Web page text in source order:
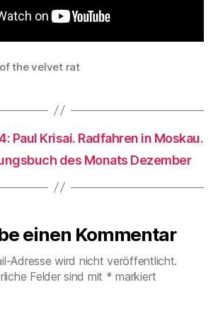
the velvet rat
Paul Krisai. Radfahren in Moskau.
des Monats Dezember
einen Kommentar
Adresse wird nicht veröffentlicht.
Felder sind mit * markiert